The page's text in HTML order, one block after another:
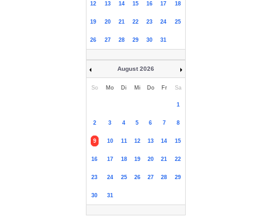
12 13 14 15 16 17 18
19 20 21 22 23 24 25
26 27 28 29 30 31
August 2026
So Mo Di Mi Do Fr Sa
1
2 3 4 5 6 7 8
9 10 11 12 13 14 15
16 17 18 19 20 21 22
23 24 25 26 27 28 29
30 31